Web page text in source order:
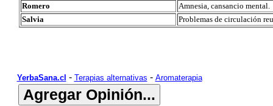
Romero
Amnesia, cansancio mental.
Salvia
Problemas de circulación
YerbaSana.cl - Terapias alternativas - Aromaterapia